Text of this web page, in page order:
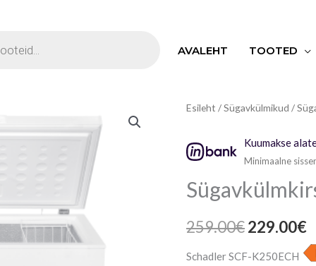
AVALEHT
TOOTED
Esileht /Sügavkülmikud /
Kuumakse
Minimaalne
259.00€
Algne
hind
oli:
259.00€.
229.00€
Schadler SCF-K250ECH
Sügavkülmkirst
L
kogus